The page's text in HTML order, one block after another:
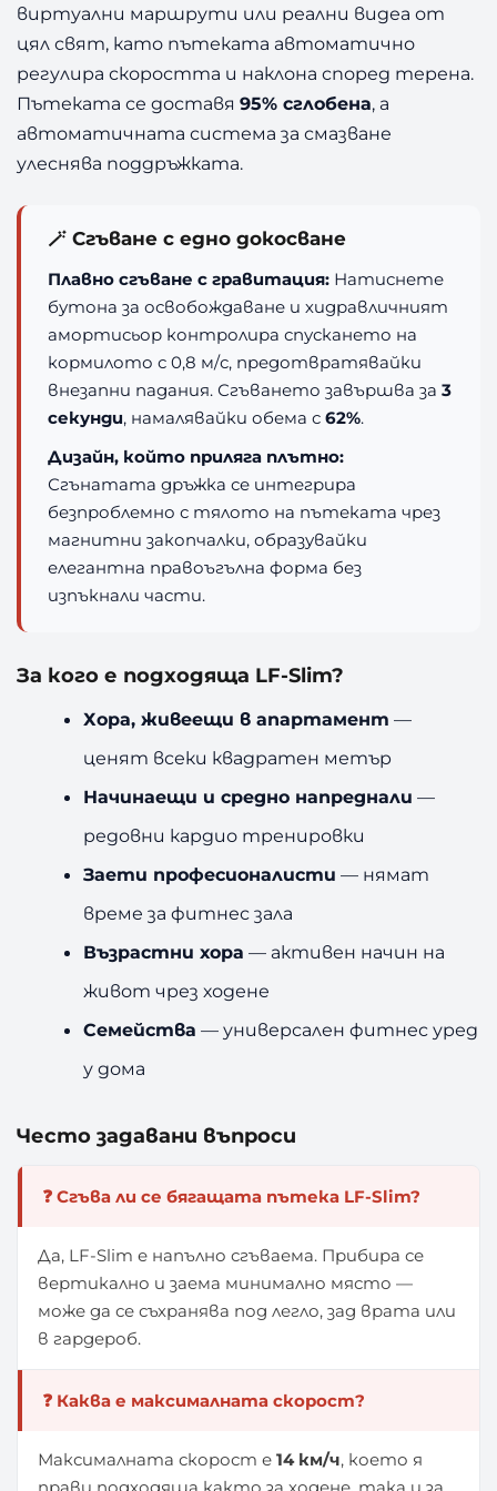
виртуални маршрути или реални видеа от
цял свят, като пътеката автоматично
регулира скоростта и наклона според терена.
Пътеката се доставя95% сглобена, а
автоматичната система за смазване
улеснява поддръжката.
🪄 Сгъване с едно докосване
Плавно сгъване с гравитация: Натиснете
бутона за освобождаване и хидравличният
амортисьор контролира спускането на
кормилото с 0,8 м/с, предотвратявайки
внезапни падания. Сгъването завършва за3
секунди, намалявайки обема с62%.
Дизайн, който приляга плътно:
Сгънатата дръжка се интегрира
безпроблемно с тялото на пътеката чрез
магнитни закопчалки, образувайки
елегантна правоъгълна форма без
изпъкнали части.
За кого е подходяща LF-Slim?
Хора, живеещи в апартамент —
ценят всеки квадратен метър
Начинаещи и средно напреднали —
редовни кардио тренировки
Заети професионалисти — нямат
време за фитнес зала
Възрастни хора — активен начин на
живот чрез ходене
Семейства — универсален фитнес уред
у дома
Често задавани въпроси
❓ Сгъва ли се бягащата пътека LF-Slim?
Да, LF-Slim е напълно сгъваема. Прибира се
вертикално и заема минимално място —
може да се съхранява под легло, зад врата или
в гардероб.
❓ Каква е максималната скорост?
Максималната скорост е14 км/ч, което я